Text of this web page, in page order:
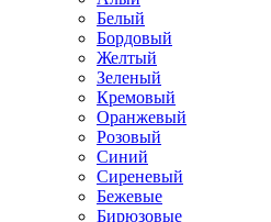
Белый
Бордовый
Желтый
Зеленый
Кремовый
Оранжевый
Розовый
Синий
Сиреневый
Бежевые
Бирюзовые